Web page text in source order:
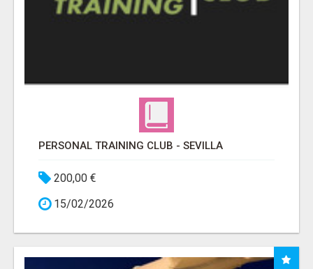
PERSONAL TRAINING CLUB - SEVILLA
200,00 €
15/02/2026